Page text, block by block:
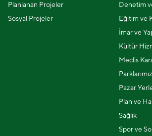
Planlanan Projeler
Sosyal Projeler
Denetim
Eğitim ve
İmar ve
Kültür
Meclis
Parklarımız
Pazar
Plan ve
Sağlık
Spor ve